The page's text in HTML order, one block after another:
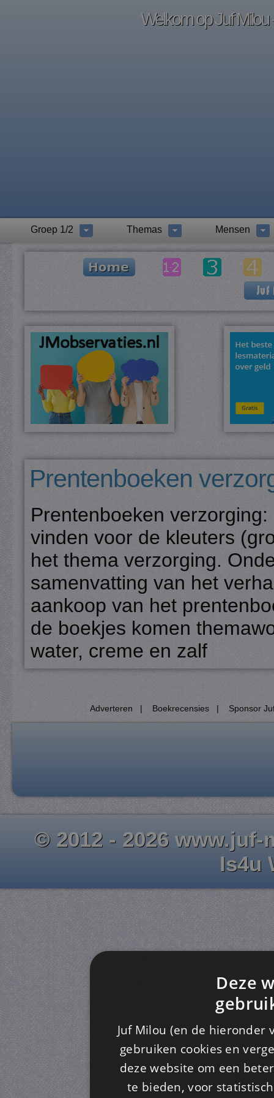
Welkom op Juf Milou
Groep 1/2 Themas Mensen
Prentenboeken
Prentenboeken
vinden voor de kleuters
het thema verzorging.
samenvatting van het
aankoop van het
de boekjes komen
water, creme en zalf
Adverteren | Boekrecensies | Sponsor
© 2012 - 2026
Is4u
Deze
Juf Milou (en de
gebruiken cookies en
deze website om een
te bieden, voor